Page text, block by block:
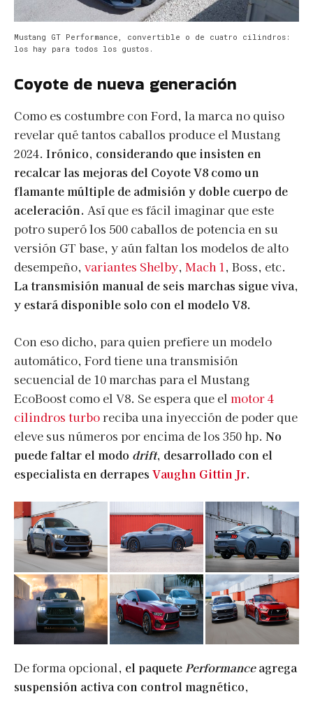
Mustang GT Performance, convertible o de cuatro cilindros:
los hay para todos los gustos.
Coyote de nueva generación
Como es costumbre con Ford, la marca no quiso
revelar qué tantos caballos produce el Mustang
2024. Irónico, considerando que insisten en
recalcar las mejoras del Coyote V8 como un
flamante múltiple de admisión y doble cuerpo de
aceleración. Así que es fácil imaginar que este
potro superó los 500 caballos de potencia en su
versión GT base, y aún faltan los modelos de alto
desempeño, variantes Shelby, Mach 1, Boss, etc.
La transmisión manual de seis marchas sigue viva,
y estará disponible solo con el modelo V8.
Con eso dicho, para quien prefiere un modelo
automático, Ford tiene una transmisión
secuencial de 10 marchas para el Mustang
EcoBoost como el V8. Se espera que el motor 4
cilindros turboreciba una inyección de poder que
eleve sus números por encima de los 350 hp. No
puede faltar el modo drift, desarrollado con el
especialista en derrapes Vaughn Gittin Jr.
De forma opcional, el paquetePerformanceagrega
suspensión activa con control magnético,